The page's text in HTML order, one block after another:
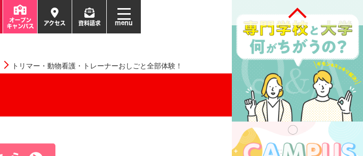
オープン
キャンパス
アクセス 資料請求 menu
トリマー・動物看護・トレーナーおしごと全部体験！